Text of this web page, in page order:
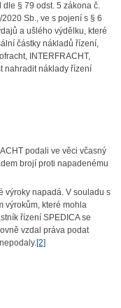
§ 79 odst. 5 zákona č.
Sb., ve s pojení s § 6
a ušlého výdělku, které
částky nákladů řízení,
INTERFRACHT,
nahradit náklady řízení
podali ve věci včasný
brojí proti napadenému
výroky napadá. V souladu s
výrokům, které mohla
řízení SPEDICA se
vzdal práva podat
[2]